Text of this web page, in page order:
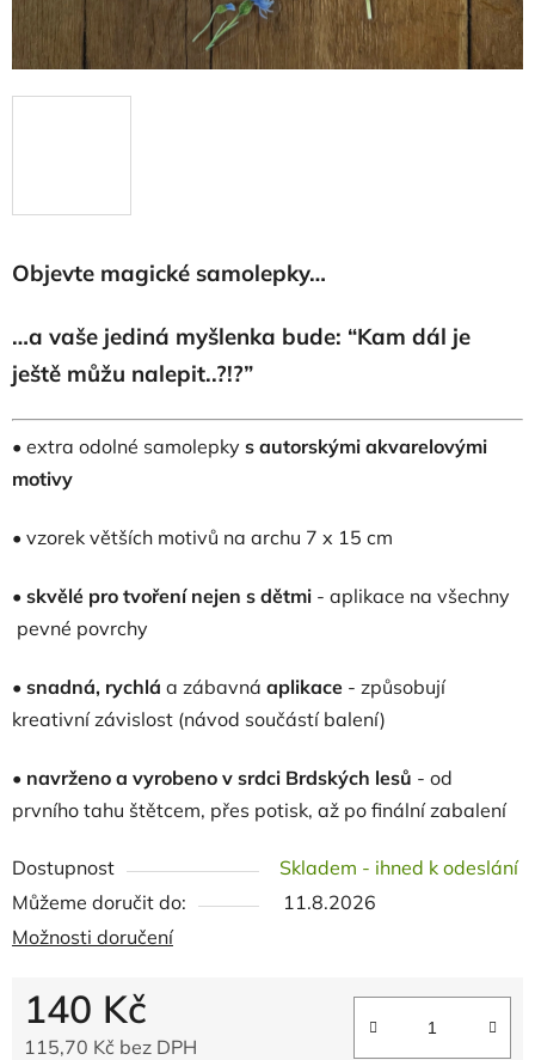
Objevte magické samolepky…
…a vaše jediná myšlenka bude: “Kam dál je
ještě můžu nalepit..?!?”
• extra odolné samolepky s autorskými akvarelovými
motivy
• vzorek větších motivů na archu 7 x 15 cm
• skvělé pro tvoření nejen s dětmi - aplikace na všechny
pevné povrchy
• snadná, rychlá a zábavná aplikace - způsobují
kreativní závislost (návod součástí balení)
• navrženo a vyrobeno v srdci Brdských lesů - od
prvního tahu štětcem, přes potisk, až po finální zabalení
Dostupnost
Skladem - ihned k odeslání
Můžeme doručit do:
11.8.2026
Možnosti doručení
140 Kč
115,70 Kč bez DPH